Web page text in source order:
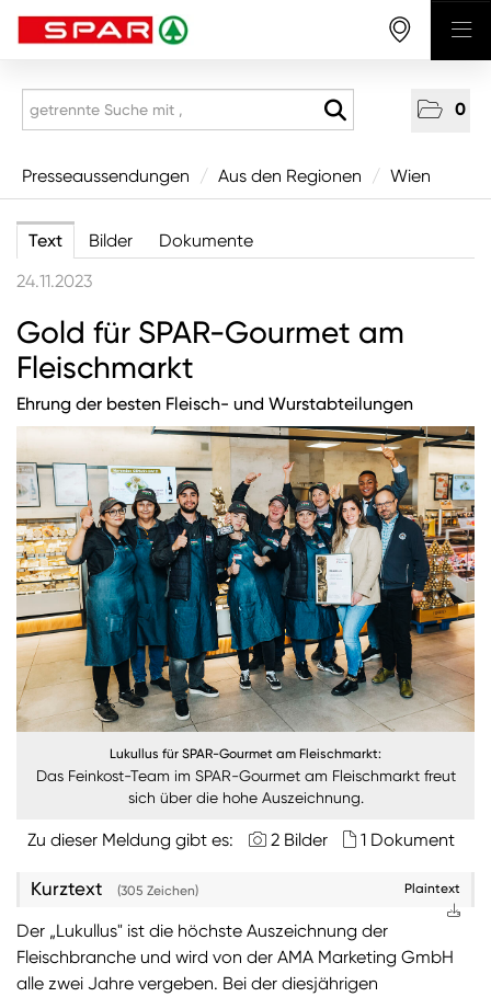
0
Presseaussendungen
Aus den Regionen
Tirol
Salzburg
Oberösterreich
Wien
Burgenland
Steiermark
Kärnten
Unternehmen
Nachhaltigkeit
ANMELDEN
Sie wollen unsere aktuellen Medienmitteilungen
automatisch per E-Mail erhalten? Dann tragen Sie
einfach Ihre Daten in unseren Presseverteilerein
ausschließlich für Medienkontakte und nicht für
Zum Presseverteiler
Presseaussendungen / Aus den Regionen / Wien
Text Bilder
Dokumente
24.11.2023
Gold für SPAR-Gourmet am
Fleischmarkt
Ehrung der besten Fleisch- und Wurstabteilungen
Lukullus für SPAR-Gourmet am Fleischmarkt:
Das Feinkost-Team im SPAR-Gourmet am Fleischmarkt freut
sich über die hohe Auszeichnung.
Zu dieser Meldung gibt es: 2 Bilder 1 Dokument
Kurztext (305 Zeichen) Plaintext
Der „Lukullus" ist die höchste Auszeichnung der
Fleischbranche und wird von der AMA Marketing GmbH
alle zwei Jahre vergeben. Bei der diesjährigen